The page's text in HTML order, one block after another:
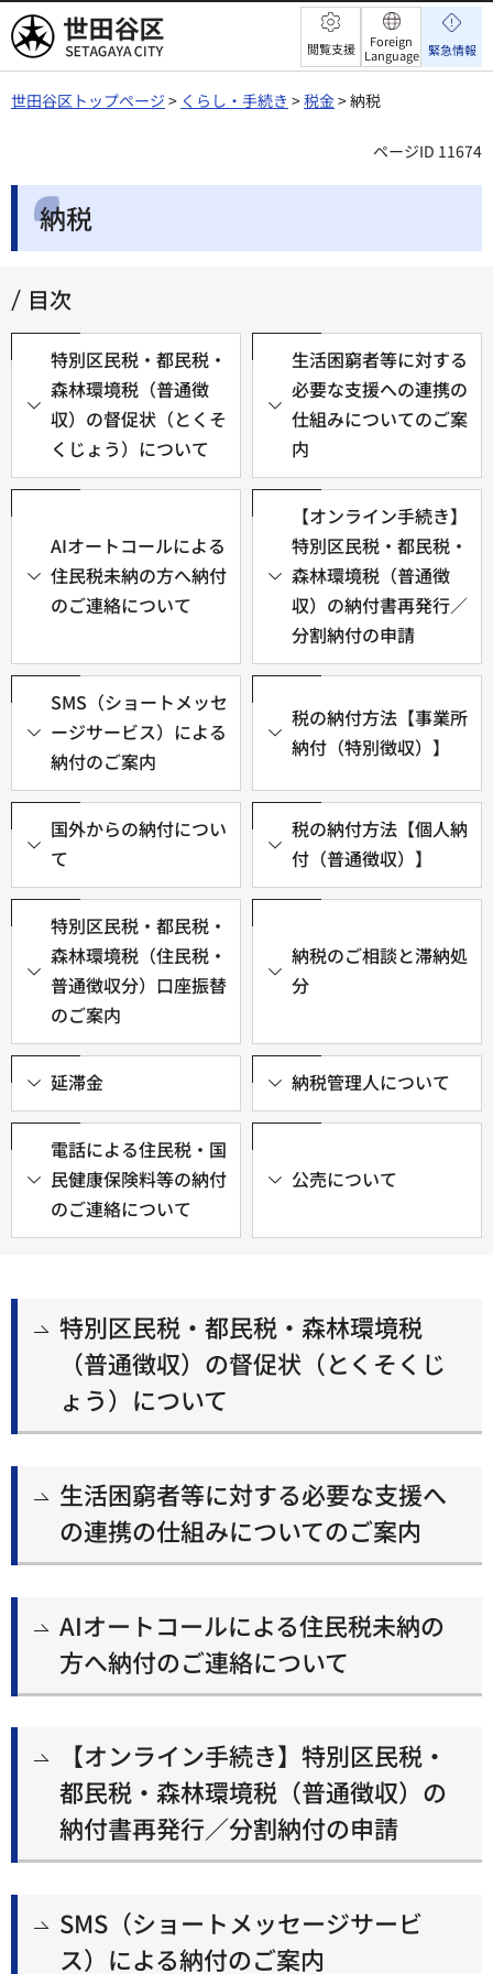
世田谷区 閲覧支援
Foreign
Language 緊急情報
世田谷区トップページ > くらし・手続き >税金> 納税
ページID 11674
納税
目次
特別区民税・都民税・
森林環境税（普通徴
収）の督促状（とくそ
くじょう）について
生活困窮者等に対する
必要な支援への連携の
仕組みについてのご案
内
AIオートコールによる
住民税未納の方へ納付
のご連絡について
【オンライン手続き】
特別区民税・都民税・
森林環境税（普通徴
収）の納付書再発行／
分割納付の申請
SMS（ショートメッセ
ージサービス）による
納付のご案内
税の納付方法【事業所
納付（特別徴収）】
国外からの納付につい
て
税の納付方法【個人納
付（普通徴収）】
特別区民税・都民税・
森林環境税（住民税・
普通徴収分）口座振替
のご案内
納税のご相談と滞納処
分
延滞金 納税管理人について
電話による住民税・国
民健康保険料等の納付
のご連絡について
公売について
特別区民税・都民税・森林環境税
（普通徴収）の督促状（とくそくじ
ょう）について
生活困窮者等に対する必要な支援へ
の連携の仕組みについてのご案内
AIオートコールによる住民税未納の
方へ納付のご連絡について
【オンライン手続き】特別区民税・
都民税・森林環境税（普通徴収）の
納付書再発行／分割納付の申請
SMS（ショートメッセージサービ
ス）による納付のご案内